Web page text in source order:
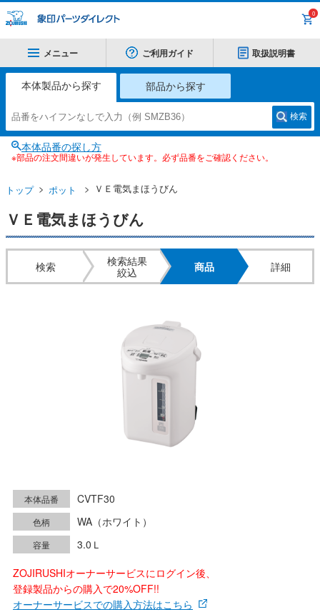
0
メニュー ご利用ガイド 取扱説明書
本体製品から探す 部品から探す
検索
本体品番の探し方
※部品の注文間違いが発生しています。必ず品番をご確認ください。
トップ ポット ＶＥ電気まほうびん
ＶＥ電気まほうびん
検索
検索結果
絞込
商品 詳細
本体品番 CVTF30
色柄 WA（ホワイト）
容量
3.0Ｌ
ZOJIRUSHIオーナーサービスにログイン後、
登録製品からの購入で20%OFF!!
オーナーサービスでの購入方法はこちら